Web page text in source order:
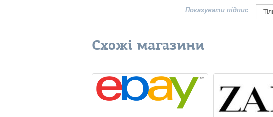
Показувати підпис
Схожі магазини